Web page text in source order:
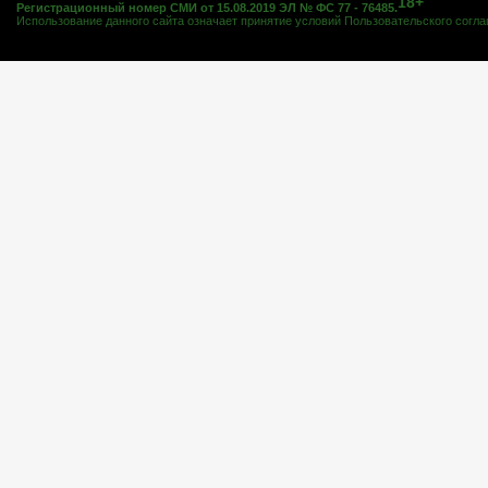
Регистрационный номер СМИ от 15.08.2019 ЭЛ № ФС 77 - 76485.
Использование данного сайта означает принятие условий Пользовательского